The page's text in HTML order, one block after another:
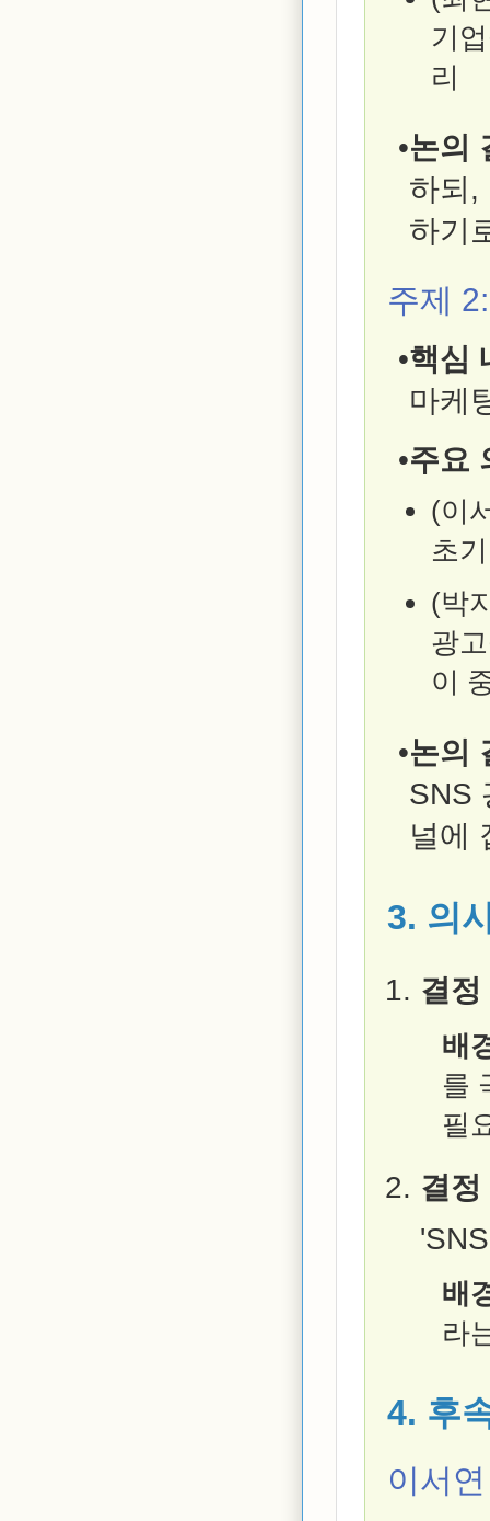
기
리
논의
하되,
하기
주제
핵심
마케
주요
(이
초
(박
광
이
논의
SNS
널에
3. 의
결정
배
를
필
결정
배
라
4. 후
이서